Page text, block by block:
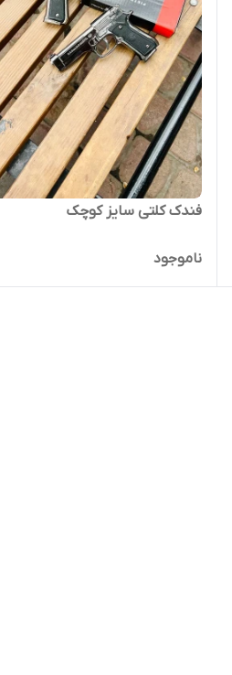
فندک کلتی سایز کوچک
ناموجود